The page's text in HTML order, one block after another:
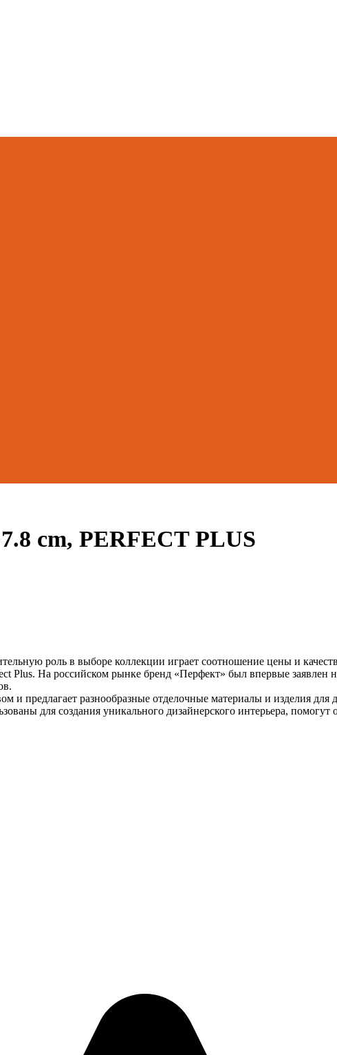
cm, PERFECT PLUS
роль в выборе коллекции играет соотношение цены и
Plus. На российском рынке бренд «Перфект» был впервые
и предлагает разнообразные отделочные материалы и изделия
для создания уникального дизайнерского интерьера,